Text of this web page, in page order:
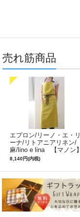
売れ筋商品
エプロン/リーノ・エ・リ
ーナ/リトアニアリネン/
麻/lino e lina 【マノン】
ミモザ
8,140円(内税)